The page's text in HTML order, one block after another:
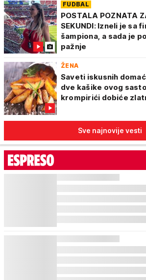
FUDBAL
POSTALA POZNATA
SEKUNDI: Izneli je sa
šampiona, a sada je
pažnje
ŽENA
Saveti iskusnih
dve kašike ovog
krompirići dobiće
Sve najnovije vesti